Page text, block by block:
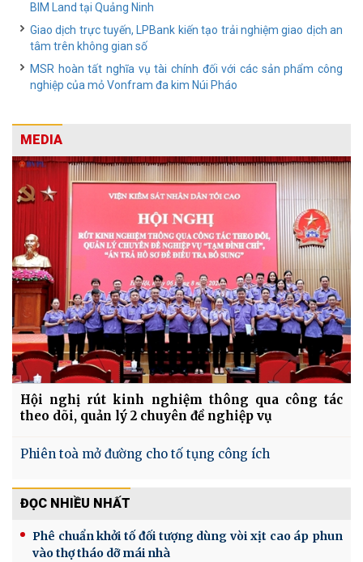
BIM Land tại Quảng Ninh
Giao dịch trực tuyến, LPBank kiến tạo trải nghiệm giao dịch an
tâm trên không gian số
MSR hoàn tất nghĩa vụ tài chính đối với các sản phẩm công
nghiệp của mỏ Vonfram đa kim Núi Pháo
MEDIA
Hội nghị rút kinh nghiệm thông qua công tác
theo dõi, quản lý 2 chuyên đề nghiệp vụ
Phiên toà mở đường cho tố tụng công ích
ĐỌC NHIỀU NHẤT
Phê chuẩn khởi tố đối tượng dùng vòi xịt cao áp phun
vào thợ tháo dỡ mái nhà